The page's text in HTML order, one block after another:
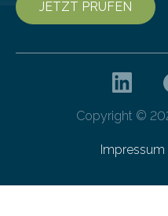
JETZT PRÜFEN
Copyright ©
Impressum